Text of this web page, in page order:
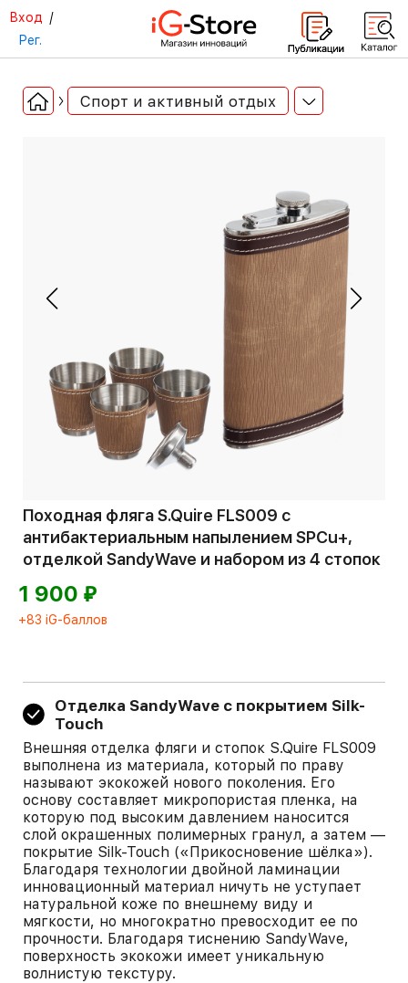
Вход /
Рег.
Спорт и активный отдых
Походная фляга S.Quire FLS009 с
антибактериальным напылением SPCu+,
отделкой SandyWave и набором из 4 стопок
1 900 ⃏
+83 iG-баллов
Отделка SandyWave с покрытием Silk-
Touch
Внешняя отделка фляги и стопок S.Quire FLS009
выполнена из материала, который по праву
называют экокожей нового поколения. Его
основу составляет микропористая пленка, на
которую под высоким давлением наносится
слой окрашенных полимерных гранул, а затем —
покрытие Silk-Touch («Прикосновение шёлка»).
Благодаря технологии двойной ламинации
инновационный материал ничуть не уступает
натуральной коже по внешнему виду и
мягкости, но многократно превосходит ее по
прочности. Благодаря тиснению SandyWave,
поверхность экокожи имеет уникальную
волнистую текстуру.